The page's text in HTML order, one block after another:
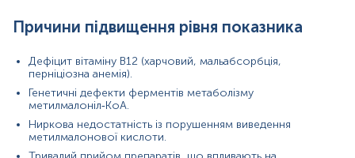
анемії, диференціація дефіциту фолатів і вітаміну
нейропатії, когнітивного зниження та
демієлінізуючих станів, виявлення субклінічного
дефіциту B12 у літніх пацієнтів.
Гастроентерологія:
синдромами мальабсорбції, оцінка стану після
баріатричних та резекційних операцій на
кишечнику.
Причини підвищення рівня показника
Дефіцит вітаміну B12 (харчовий, мальабсорбція,
перніціозна анемія).
Генетичні дефекти ферментів метаболізму
метилмалоніл‑КоА.
Ниркова недостатність із порушенням виведення
метилмалонової кислоти.